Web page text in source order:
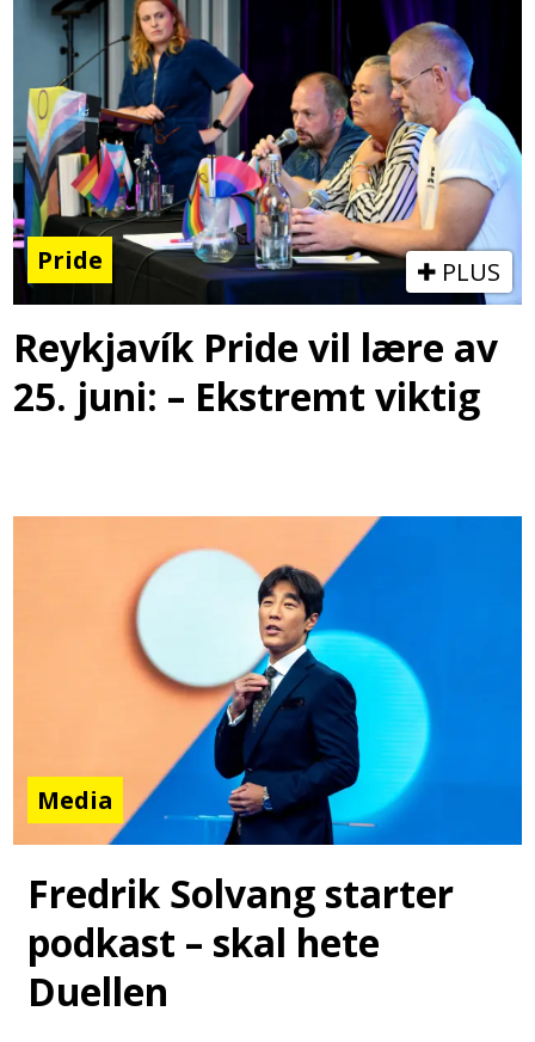
Pride PLUS
Reykjavík Pride vil lære av
25. juni: – Ekstremt viktig
Media
Fredrik Solvang starter
podkast – skal hete
Duellen